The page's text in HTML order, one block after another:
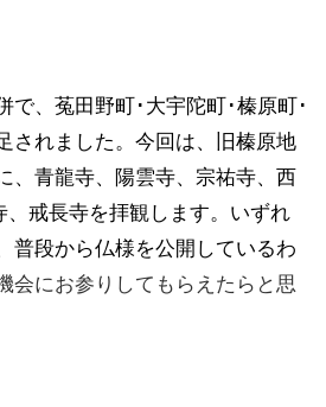
で、菟田野町･大宇陀町･榛原町･
されました。今回は、旧榛原地
、青龍寺、陽雲寺、宗祐寺、西
戒長寺を拝観します。いずれ
普段から仏様を公開しているわ
会にお参りしてもらえたらと思